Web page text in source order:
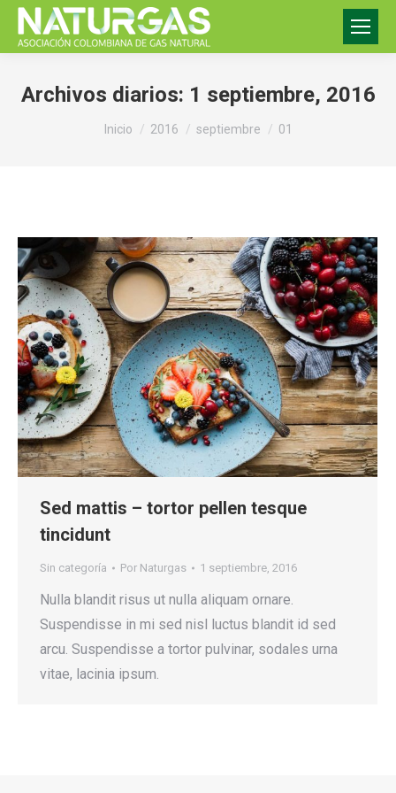
Archivos diarios: 1 septiembre, 2016
Estás aquí:
Inicio 2016 septiembre 01
Sed mattis – tortor pellen tesque
tincidunt
Sin categoría Por Naturgas 1 septiembre, 2016
Nulla blandit risus ut nulla aliquam ornare.
Suspendisse in mi sed nisl luctus blandit id sed
arcu. Suspendisse a tortor pulvinar, sodales urna
vitae, lacinia ipsum.